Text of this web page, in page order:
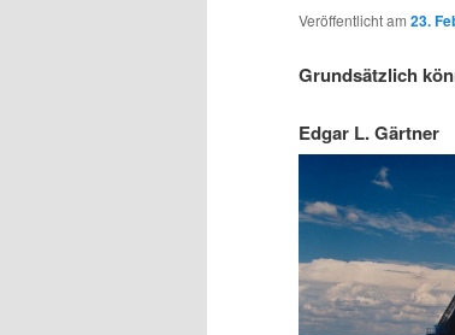
Veröffentlicht am 23.
Grundsätzlich
Edgar L. Gärtner